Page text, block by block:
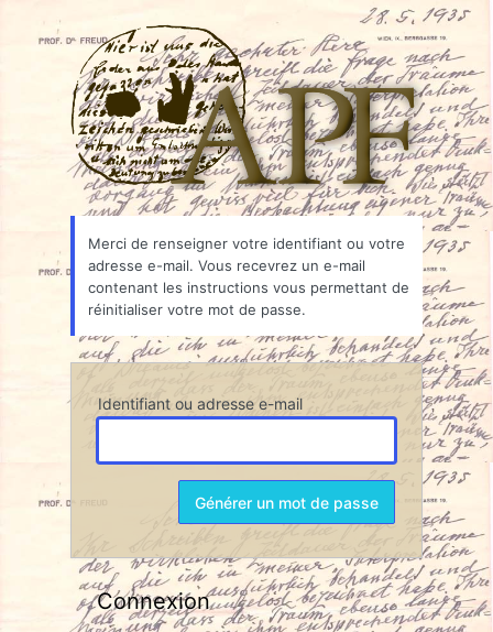
passe
oublié
Merci de renseigner votre identifiant ou votre
adresse e-mail. Vous recevrez un e-mail
contenant les instructions vous permettant de
réinitialiser votre mot de passe.
Identifiant ou adresse e-mail
Connexion